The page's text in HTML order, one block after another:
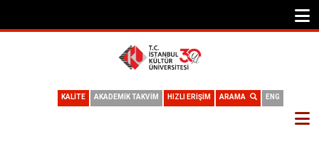
ENG
ARAMA
HIZLI ERİŞİM
AKADEMİK TAKVİM
KALİTE